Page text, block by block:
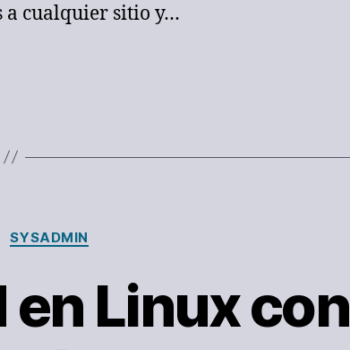
a cualquier sitio y…
Categorías
SYSADMIN
Linux con